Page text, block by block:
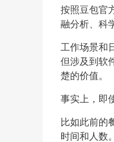
按照豆包官
融分析、科
工作场景和
但涉及到软
楚的价值。
事实上，即
比如此前的
时间和人数